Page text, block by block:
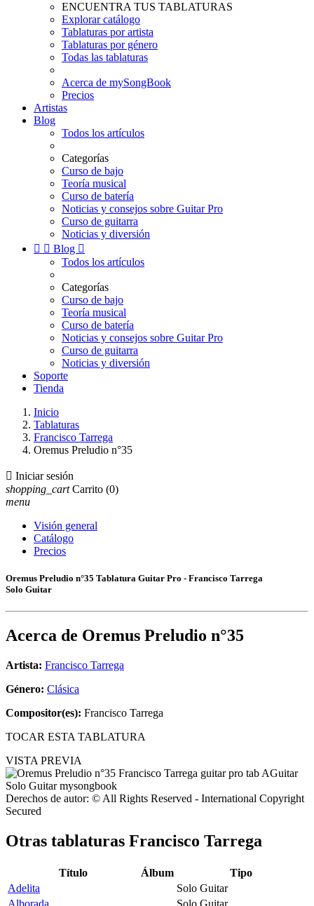
ENCUENTRA TUS TABLATURAS
Explorar catálogo
Tablaturas por artista
Tablaturas por género
Todas las tablaturas
Acerca de mySongBook
Precios
Artistas
Blog
Todos los artículos
Categorías
Curso de bajo
Teoría musical
Curso de batería
Noticias y consejos sobre Guitar Pro
Curso de guitarra
Noticias y diversión
  Blog 
Todos los artículos
Categorías
Curso de bajo
Teoría musical
Curso de batería
Noticias y consejos sobre Guitar Pro
Curso de guitarra
Noticias y diversión
Soporte
Tienda
Inicio
Tablaturas
Francisco Tarrega
Oremus Preludio n°35
 Iniciar sesión
shopping_cart Carrito (0)
menu
Visión general
Catálogo
Precios
Oremus Preludio n°35 Tablatura Guitar Pro - Francisco Tarrega
Solo Guitar
Acerca de Oremus Preludio n°35
Artista: Francisco Tarrega
Género: Clásica
Compositor(es): Francisco Tarrega
TOCAR ESTA TABLATURA
VISTA PREVIA
Derechos de autor: © All Rights Reserved - International Copyright
Secured
Otras tablaturas Francisco Tarrega
Título Álbum
Tipo
Adelita
Solo Guitar
Alborada
Solo Guitar